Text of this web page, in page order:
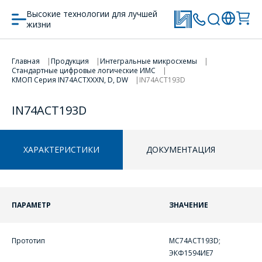
Высокие технологии для лучшей
жизни
Главная Продукция
Интегральные микросхемы
Стандартные цифровые логические ИМС
КМОП Серия IN74АCTXXXN, D, DW
IN74ACT193D
IN74ACT193D
ХАРАКТЕРИСТИКИ ДОКУМЕНТАЦИЯ
ПАРАМЕТР ЗНАЧЕНИЕ
Прототип
MC74ACT193D;
ЭКФ1594ИЕ7
ПЕРЕЙТИ В КОРЗИНУ
ПЕРЕЙТИ В КОРЗИНУ
ОФОРМИТЬ ЗАКАЗ